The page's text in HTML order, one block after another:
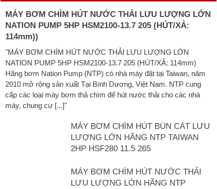
MÁY BƠM CHÌM HÚT NƯỚC THẢI LƯU LƯỢNG LỚN
NATION PUMP 5HP HSM2100-13.7 205 (HÚT/XẢ:
114mm))
"MÁY BƠM CHÌM HÚT NƯỚC THẢI LƯU LƯỢNG LỚN
NATION PUMP 5HP HSM2100-13.7 205 (HÚT/XẢ: 114mm)
Hãng bơm Nation Pump (NTP) có nhà máy đặt tại Taiwan, năm
2010 mở rộng sản xuất Tại Bình Dương, Việt Nam. NTP cung
cấp các loại máy bơm thả chìm để hút nước thải cho các nhà
máy, chung cư [...]"
MÁY BƠM CHÌM HÚT BÙN CÁT LƯU
LƯỢNG LỚN HÃNG NTP TAIWAN
2HP HSF280 11.5 265
MÁY BƠM CHÌM HÚT NƯỚC THẢI
LƯU LƯỢNG LỚN HÃNG NTP